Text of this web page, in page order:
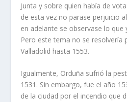
Junta y sobre quien habí­a de
de esta vez no parase perjuicio
en adelante se observase lo que
Pero este tema no se resolverí­a
Valladolid hasta 1553.
Igualmente, Orduña sufrió la
1531. Sin embargo, fue el año
de la ciudad por el incendio que